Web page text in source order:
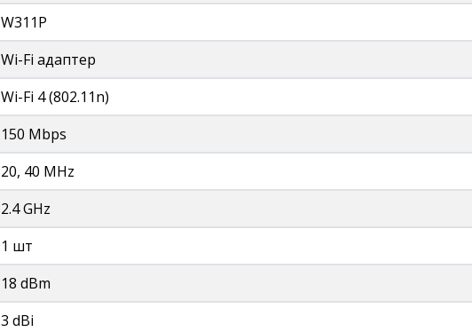
W311P
Wi-Fi адаптер
Wi-Fi 4 (802.11n)
150 Mbps
20, 40 MHz
2.4 GHz
1 шт
18 dBm
3 dBi